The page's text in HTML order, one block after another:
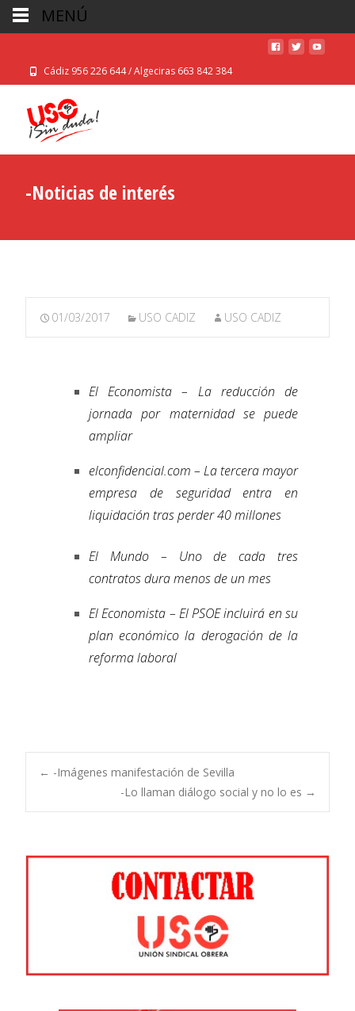
Cádiz 956 226 644 / Algeciras 663 842 384
-Noticias de interés
01/03/2017 USO CADIZ USO CADIZ
El Economista – La reducción de
jornada por maternidad se puede
ampliar
elconfidencial.com – La tercera mayor
empresa de seguridad entra en
liquidación tras perder 40 millones
El Mundo – Uno de cada tres
contratos dura menos de un mes
El Economista – El PSOE incluirá en su
plan económico la derogación de la
reforma laboral
Navegación
entradas
← -Imágenes manifestación de Sevilla
-Lo llaman diálogo social y no lo es →
MENÚ